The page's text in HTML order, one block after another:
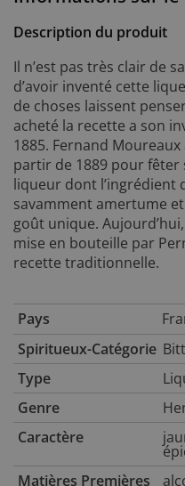
Description du produit
Il n’est pas très clair de
d’avoir inventé cette
de choses laissent
acheté la recette a son
1885. Fernand
partir de 1889 pour fêter
liqueur dont l’ingrédient
savamment amertume
goût unique.
mise en bouteille par
recette traditionnelle.
Pays
Spiritueux-Catégorie
Type
Genre
Caractère
Matières Premières